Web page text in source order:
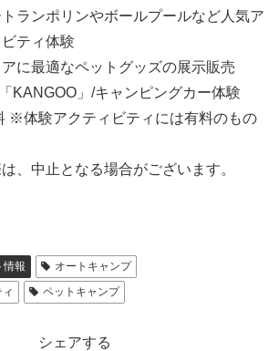
ポリンやボールプールなど人気ア
ティ体験
適なペットグッズの展示販売
」/キャンピングカー体験
※体験アクティビティには有料のもの
、中止となる場合がございます。
情報
オートキャンプ
ペットキャンプ
シェアする